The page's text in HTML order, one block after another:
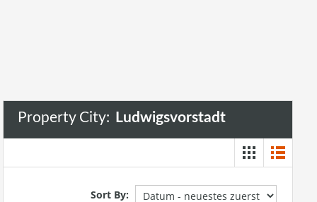
Property City: Ludwigsvorstadt
Sort By: